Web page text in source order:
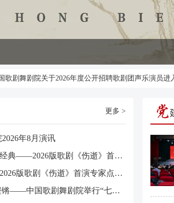
关于2026年度公开招聘歌剧团声乐演员进入三试人员
更多 >
年8月演讯
艺评艺言｜以敬畏之心续唱经典——2026版歌剧《伤逝》首演专家点评①
艺评艺言｜薪火续经典——2026版歌剧《伤逝》首演专家点评②
院闻院讯｜党旗飘扬 誓言铿锵——中国歌剧舞剧院举行“七一”主题活动